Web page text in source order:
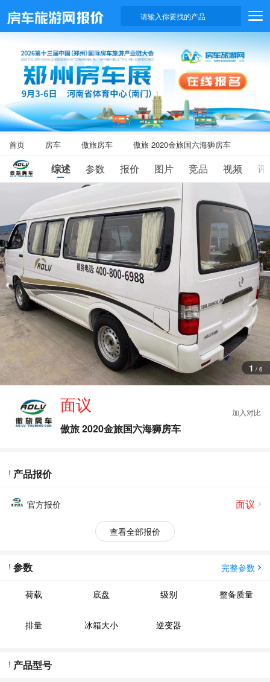
请输入你要找的产品
首页 房车 傲旅房车 傲旅 2020金旅国六海狮房车
综述 参数 报价 图片 竞品 视频 评
1 / 6
滑
动
查
看
更
多
图
片
面议
傲旅 2020金旅国六海狮房车
产品报价
面议
官方报价
查看全部报价
完整参数
参数
荷载 底盘 级别 整备质量
排量 冰箱大小 逆变器
产品型号